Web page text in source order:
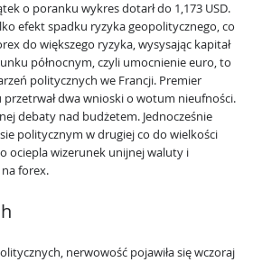
o poranku wykres dotarł do 1,173 USD.
efekt spadku ryzyka geopolitycznego, co
do większego ryzyka, wysysając kapitał
północnym, czyli umocnienie euro, to
politycznych we Francji. Premier
przetrwał dwa wnioski o wotum nieufności.
debaty nad budżetem. Jednocześnie
politycznym w drugiej co do wielkości
ociepla wizerunek unijnej waluty i
forex.
nerwowość pojawiła się wczoraj